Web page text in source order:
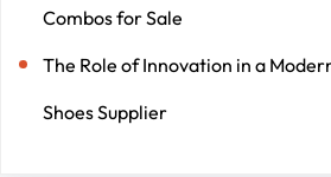
Combos for Sale
The Role of Innovation in a
Shoes Supplier